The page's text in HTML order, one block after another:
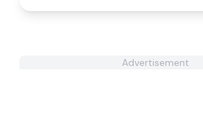
Advertisement